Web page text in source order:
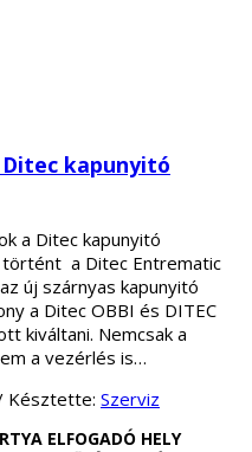
kapunyitó
a Ditec kapunyitó
a Ditec Entrematic
új szárnyas kapunyitó
a Ditec OBBI és DITEC
kiváltani. Nemcsak a
a vezérlés is…
Késztette: Szerviz
ELFOGADÓ HELY